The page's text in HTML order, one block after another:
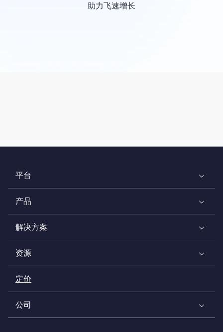
助力飞速增长
平台
产品
解决方案
资源
定价
公司